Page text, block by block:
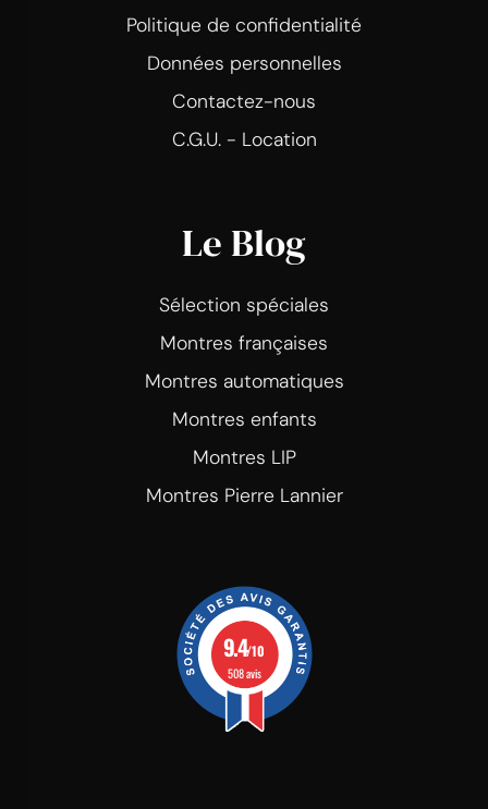
Politique de confidentialité
Données personnelles
Contactez-nous
C.G.U. - Location
Le Blog
Sélection spéciales
Montres françaises
Montres automatiques
Montres enfants
Montres LIP
Montres Pierre Lannier
9.4/10
508 avis